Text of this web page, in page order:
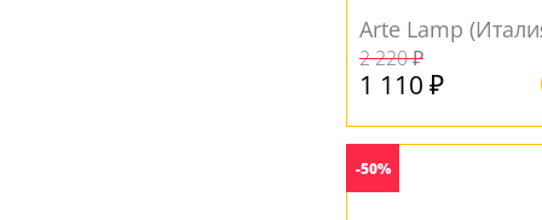
Arte Lamp
2 220 ₽
1 110 ₽
-50%